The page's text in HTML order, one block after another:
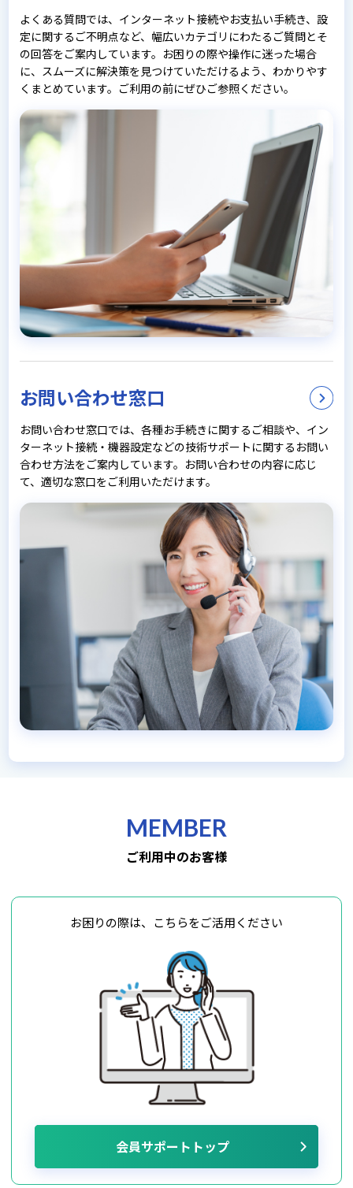
よくある質問では、インターネット接続やお支払い手続き、設
定に関するご不明点など、幅広いカテゴリにわたるご質問とそ
の回答をご案内しています。お困りの際や操作に迷った場合
に、スムーズに解決策を見つけていただけるよう、わかりやす
くまとめています。ご利用の前にぜひご参照ください。
お問い合わせ窓口
お問い合わせ窓口では、各種お手続きに関するご相談や、イン
ターネット接続・機器設定などの技術サポートに関するお問い
合わせ方法をご案内しています。お問い合わせの内容に応じ
て、適切な窓口をご利用いただけます。
MEMBER
ご利用中のお客様
お困りの際は、こちらをご活用ください
会員サポートトップ